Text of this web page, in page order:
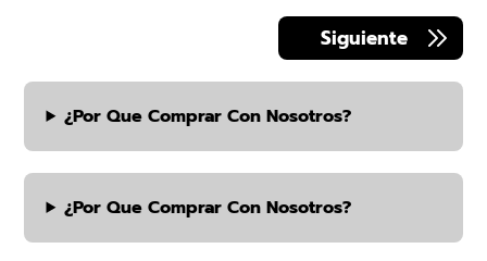
¿por Que Comprar Con Nosotros?
¿por Que Comprar Con Nosotros?